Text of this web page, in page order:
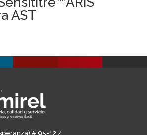
AST
# 95-12 /